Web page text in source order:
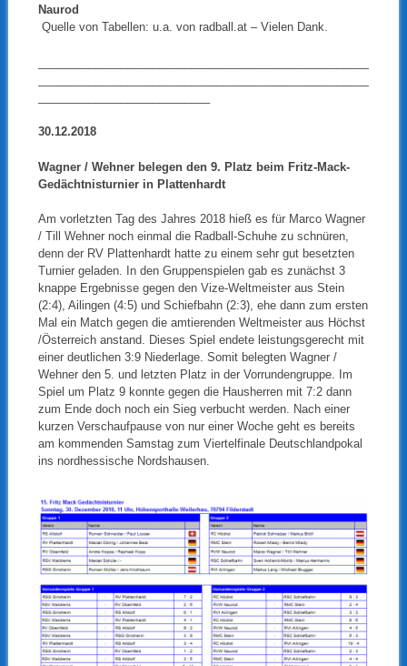
Naurod
Quelle von Tabellen: u.a. von radball.at – Vielen Dank.
30.12.2018
Wagner / Wehner belegen den 9. Platz beim Fritz-Mack-
Gedächtnisturnier in Plattenhardt
Am vorletzten Tag des Jahres 2018 hieß es für Marco Wagner
/ Till Wehner noch einmal die Radball-Schuhe zu schnüren,
denn der RV Plattenhardt hatte zu einem sehr gut besetzten
Turnier geladen. In den Gruppenspielen gab es zunächst 3
knappe Ergebnisse gegen den Vize-Weltmeister aus Stein
(2:4), Ailingen (4:5) und Schiefbahn (2:3), ehe dann zum ersten
Mal ein Match gegen die amtierenden Weltmeister aus Höchst
/Österreich anstand. Dieses Spiel endete leistungsgerecht mit
einer deutlichen 3:9 Niederlage. Somit belegten Wagner /
Wehner den 5. und letzten Platz in der Vorrundengruppe. Im
Spiel um Platz 9 konnte gegen die Hausherren mit 7:2 dann
zum Ende doch noch ein Sieg verbucht werden. Nach einer
kurzen Verschaufpause von nur einer Woche geht es bereits
am kommenden Samstag zum Viertelfinale Deutschlandpokal
ins nordhessische Nordshausen.